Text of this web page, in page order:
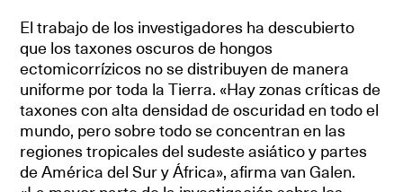
El trabajo de los investigadores ha descubierto
que los taxones oscuros de hongos
ectomicorrízicos no se distribuyen de manera
uniforme por toda la Tierra. «Hay zonas críticas de
taxones con alta densidad de oscuridad en todo el
mundo, pero sobre todo se concentran en las
regiones tropicales del sudeste asiático y partes
de América del Sur y África», afirma van Galen.